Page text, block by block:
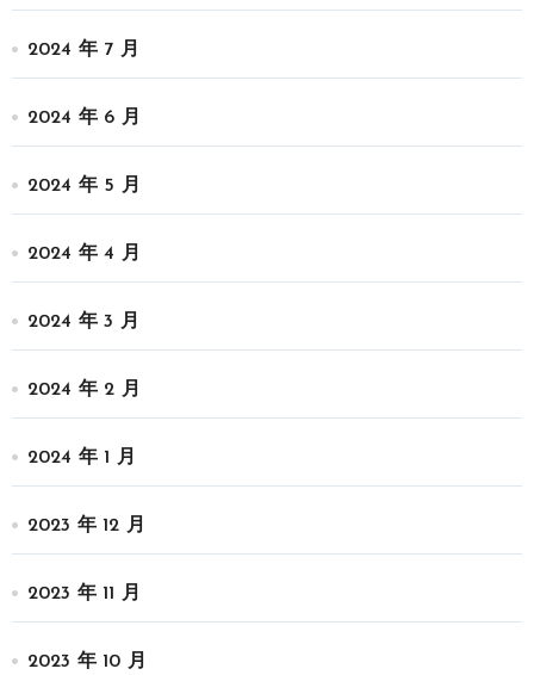
2024 年 7 月
2024 年 6 月
2024 年 5 月
2024 年 4 月
2024 年 3 月
2024 年 2 月
2024 年 1 月
2023 年 12 月
2023 年 11 月
2023 年 10 月